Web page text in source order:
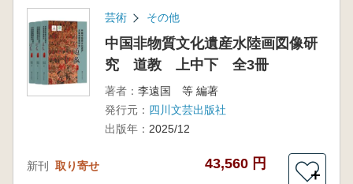
芸術 その他
中国非物質文化遺産水陸画図像研
究 道教 上中下 全3冊
著者： 李遠国 等 編著
発行元： 四川文芸出版社
出版年： 2025/12
新刊 取り寄せ 43,560 円
＋